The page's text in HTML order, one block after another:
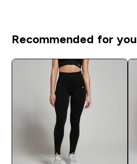
Recommended for you